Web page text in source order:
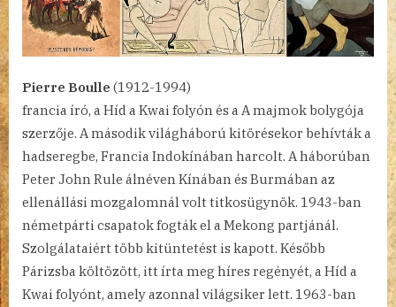
Pierre Boulle (1912-1994)
francia író, a Híd a Kwai folyón és a A majmok bolygója
szerzője. A második világháború kitörésekor behívták a
hadseregbe, Francia Indokínában harcolt. A háborúban
Peter John Rule álnéven Kínában és Burmában az
ellenállási mozgalomnál volt titkosügynök. 1943-ban
németpárti csapatok fogták el a Mekong partjánál.
Szolgálataiért több kitüntetést is kapott. Később
Párizsba költözött, itt írta meg híres regényét, a Híd a
Kwai folyónt, amely azonnal világsiker lett. 1963-ban